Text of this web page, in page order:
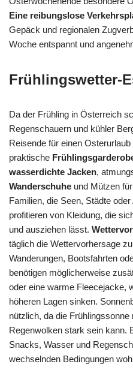
Eine reibungslose
Gepäck und regionalen
Woche entspannt und
Frühlingswetter-
Da der Frühling in Österreich
Regenschauern und kühler
Reisende für einen
praktische
wasserdichte Jacken,
Wanderschuhe und Mützen
Familien, die Seen, Städte
profitieren von Kleidung, die
und ausziehen lässt.
täglich die Wettervorhersage
Wanderungen, Bootsfahrten
benötigen möglicherweise
oder eine warme Fleecejacke,
höheren Lagen sinken.
nützlich, da die
Regenwolken stark sein kann.
Snacks, Wasser und
wechselnden Bedingungen